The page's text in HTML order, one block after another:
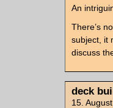
An
There’s
subject, it
discuss
deck
15.